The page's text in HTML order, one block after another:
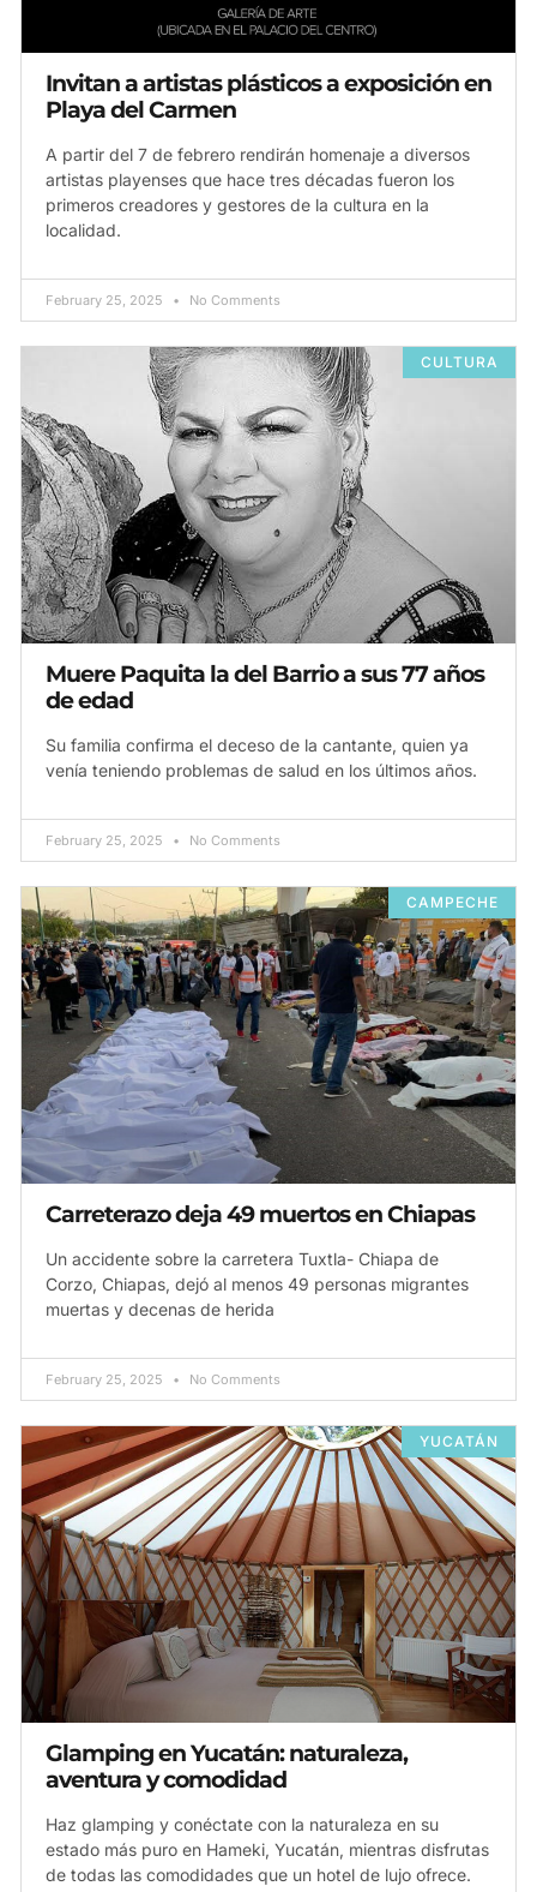
Invitan a artistas plásticos a exposición en
Playa del Carmen
A partir del 7 de febrero rendirán homenaje a diversos
artistas playenses que hace tres décadas fueron los
primeros creadores y gestores de la cultura en la
localidad.
February 25, 2025 No Comments
CULTURA
Muere Paquita la del Barrio a sus 77 años
de edad
Su familia confirma el deceso de la cantante, quien ya
venía teniendo problemas de salud en los últimos años.
February 25, 2025 No Comments
CAMPECHE
Carreterazo deja 49 muertos en Chiapas
Un accidente sobre la carretera Tuxtla- Chiapa de
Corzo, Chiapas, dejó al menos 49 personas migrantes
muertas y decenas de herida
February 25, 2025 No Comments
YUCATÁN
Glamping en Yucatán: naturaleza,
aventura y comodidad
Haz glamping y conéctate con la naturaleza en su
estado más puro en Hameki, Yucatán, mientras disfrutas
de todas las comodidades que un hotel de lujo ofrece.